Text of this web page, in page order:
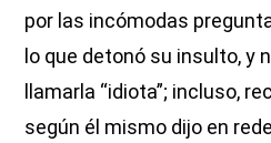
por las incómodas
lo que detonó su insulto, y
llamarla “idiota”; incluso,
según él mismo dijo en